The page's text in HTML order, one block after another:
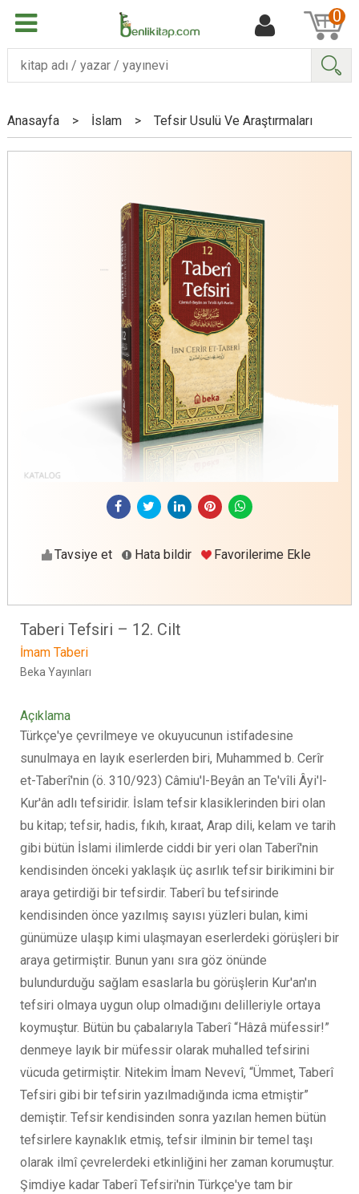
0
Anasayfa > İslam > Tefsir Usulü Ve Araştırmaları
Tavsiye et Hata bildir Favorilerime Ekle
Taberi Tefsiri – 12. Cilt
İmam Taberi
Beka Yayınları
Açıklama
Türkçe'ye çevrilmeye ve okuyucunun istifadesine
sunulmaya en layık eserlerden biri, Muhammed b. Cerîr
et-Taberî'nin (ö. 310/923) Câmiu'l-Beyân an Te'vîli Âyi'l-
Kur'ân adlı tefsiridir. İslam tefsir klasiklerinden biri olan
bu kitap; tefsir, hadis, fıkıh, kıraat, Arap dili, kelam ve tarih
gibi bütün İslami ilimlerde ciddi bir yeri olan Taberî'nin
kendisinden önceki yaklaşık üç asırlık tefsir birikimini bir
araya getirdiği bir tefsirdir. Taberî bu tefsirinde
kendisinden önce yazılmış sayısı yüzleri bulan, kimi
günümüze ulaşıp kimi ulaşmayan eserlerdeki görüşleri bir
araya getirmiştir. Bunun yanı sıra göz önünde
bulundurduğu sağlam esaslarla bu görüşlerin Kur'an'ın
tefsiri olmaya uygun olup olmadığını delilleriyle ortaya
koymuştur. Bütün bu çabalarıyla Taberî “Hâzâ müfessir!”
denmeye layık bir müfessir olarak muhalled tefsirini
vücuda getirmiştir. Nitekim İmam Nevevî, “Ümmet, Taberî
Tefsiri gibi bir tefsirin yazılmadığında icma etmiştir”
demiştir. Tefsir kendisinden sonra yazılan hemen bütün
tefsirlere kaynaklık etmiş, tefsir ilminin bir temel taşı
olarak ilmî çevrelerdeki etkinliğini her zaman korumuştur.
Şimdiye kadar Taberî Tefsiri'nin Türkçe'ye tam bir